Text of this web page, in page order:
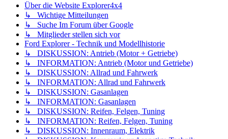
Über die Website Explorer4x4
↳ Wichtige Mitteilungen
↳ Suche Im Forum über Google
↳ Mitglieder stellen sich vor
Ford Explorer - Technik und Modellhistorie
↳ DISKUSSION: Antrieb (Motor + Getriebe)
↳ INFORMATION: Antrieb (Motor und Getriebe)
↳ DISKUSSION: Allrad und Fahrwerk
↳ INFORMATION: Allrad und Fahrwerk
↳ DISKUSSION: Gasanlagen
↳ INFORMATION: Gasanlagen
↳ DISKUSSION: Reifen, Felgen, Tuning
↳ INFORMATION: Reifen, Felgen, Tuning
↳ DISKUSSION: Innenraum, Elektrik